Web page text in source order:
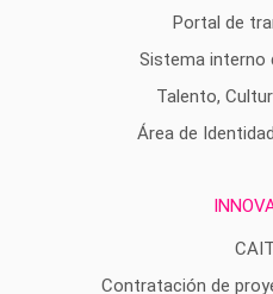
Portal de
Sistema interno
Talento,
Área de
Contratación de